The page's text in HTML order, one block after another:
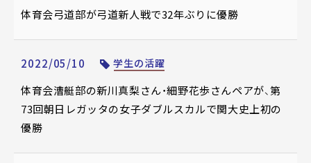
体育会弓道部が弓道新人戦で32年ぶりに優勝
2022/05/10 学生の活躍
体育会漕艇部の新川真梨さん・細野花歩さんペアが、第
73回朝日レガッタの女子ダブルスカルで関大史上初の
優勝